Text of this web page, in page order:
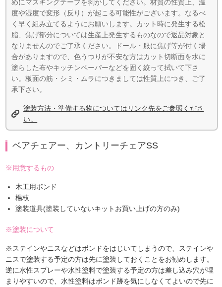
めにマスキングテープを剥がしてください。材質の性質上、温
度や湿度で変形（反り）が起こる可能性がございます。なるべ
く早く組み立てるようにお願いします。カット時に発生する松
脂、焦げ部分については生産上発生するものなので返品対象と
なりませんのでご了承ください。ドール・服に焦げ等が付く場
合がありますので、色うつりが不安な方はカット切断面を水に
塗らした布やキッチンペーパーなどを固く絞って拭いて下さ
い。板面の筋・シミ・ムラにつきましては性質上につき、ご了
承下さい。
塗装方法・準備する物についてはリンク先をご参照くださ
い。
ベアチェアー、カントリーチェアSS
※用意するもの
木工用ボンド
楊枝
塗装道具(塗装していないキットお買い上げの方のみ)
※塗装について
※ステインやニスなどはボンドをはじいてしまうので、ステインや
ニスで塗装する予定の方は先に塗装しておくことをお勧めします。
逆に水性スプレーや水性塗料で塗装する予定の方は差し込み穴が埋
まりやすいので、水性塗料はボンド跡を気にしなくてよいので先に